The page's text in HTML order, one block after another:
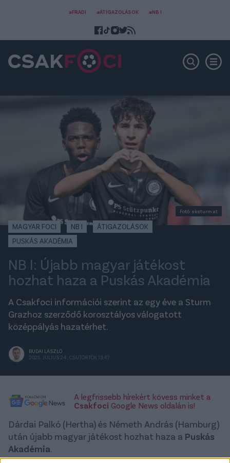
#FRADI #ÁTIGAZOLÁSOK #NB I
Fotó: sksturm.at
MAGYAR FOCI NB I
ÁTIGAZOLÁSOK
PUSKÁS AKADÉMIA
NB I: Újabb magyar játékost
hozhat haza a Puskás Akadémia
A Csakfoci információi szerint az egy éve a Sturm
Grazhoz szerződő korosztályos válogatott
középpályás hazatérhet.
BUDAI LÁSZLÓ
2025. JÚLIUS 24., CSÜTÖRTÖK 13:47
A legfrissebb hírekért kövess minket a
Csakfoci Google News oldalán is!
Dárdai Palkó (Hertha) és Németh András (Hamburg)
után újabb magyar játékost hozhat haza a Puskás
Akadémia.